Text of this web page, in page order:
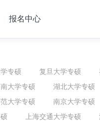
报名中心
专硕 复旦大学专硕
大学专硕 湖北大学专硕
大学专硕 南京大学专硕
上海交通大学专硕